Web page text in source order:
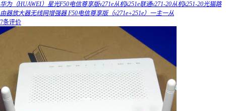
华为（HUAWEI）星光F50电信尊享版v271e从机k251e联通v271-20从机k251-20光猫路
由器放大器无线网增强器 F50电信尊享版（v271e+251e）一主一从
7条评价